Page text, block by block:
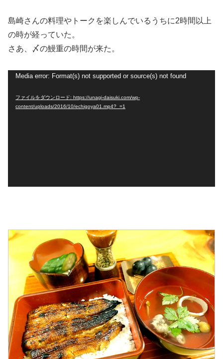
島崎さんの料理やトークを楽しんでいるうちに2時間以上
の時が経っていた。
さあ、〆の鰻重の時間が来た。
Media error: Format(s) not supported or source(s) not found
ファイルをダウンロード: https://unagi-daisuki.com/wp-
content/uploads/2016/10/echigoya01.mp4?_=1